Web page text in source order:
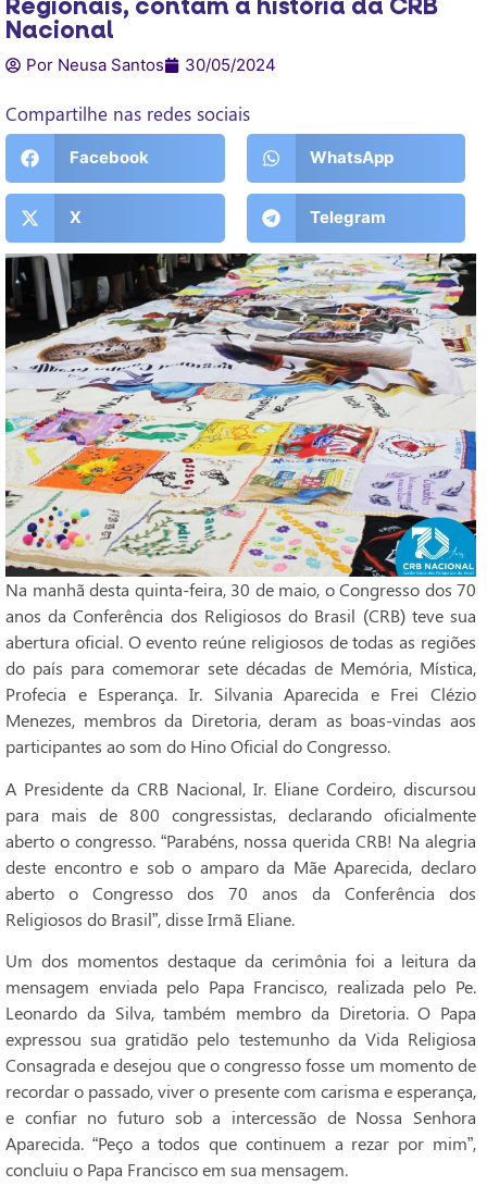
Regionais, contam a história da CRB
Nacional
Por Neusa Santos 30/05/2024
Compartilhe nas redes sociais
Facebook WhatsApp
X Telegram
Na manhã desta quinta-feira, 30 de maio, o Congresso dos 70
anos da Conferência dos Religiosos do Brasil (CRB) teve sua
abertura oficial. O evento reúne religiosos de todas as regiões
do país para comemorar sete décadas de Memória, Mística,
Profecia e Esperança. Ir. Silvania Aparecida e Frei Clézio
Menezes, membros da Diretoria, deram as boas-vindas aos
participantes ao som do Hino Oficial do Congresso.
A Presidente da CRB Nacional, Ir. Eliane Cordeiro, discursou
para mais de 800 congressistas, declarando oficialmente
aberto o congresso. “Parabéns, nossa querida CRB! Na alegria
deste encontro e sob o amparo da Mãe Aparecida, declaro
aberto o Congresso dos 70 anos da Conferência dos
Religiosos do Brasil”, disse Irmã Eliane.
Um dos momentos destaque da cerimônia foi a leitura da
mensagem enviada pelo Papa Francisco, realizada pelo Pe.
Leonardo da Silva, também membro da Diretoria. O Papa
expressou sua gratidão pelo testemunho da Vida Religiosa
Consagrada e desejou que o congresso fosse um momento de
recordar o passado, viver o presente com carisma e esperança,
e confiar no futuro sob a intercessão de Nossa Senhora
Aparecida. “Peço a todos que continuem a rezar por mim”,
concluiu o Papa Francisco em sua mensagem.